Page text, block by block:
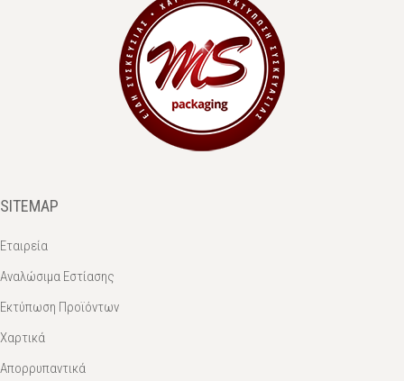
SITEMAP
Εταιρεία
Αναλώσιμα Εστίασης
Εκτύπωση Προϊόντων
Χαρτικά
Απορρυπαντικά